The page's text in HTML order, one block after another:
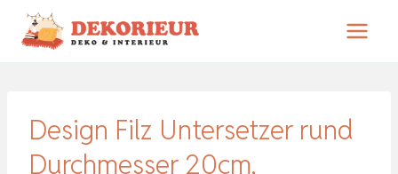
Zum
Inhalt
Design Filz Untersetzer rund
Durchmesser 20cm,